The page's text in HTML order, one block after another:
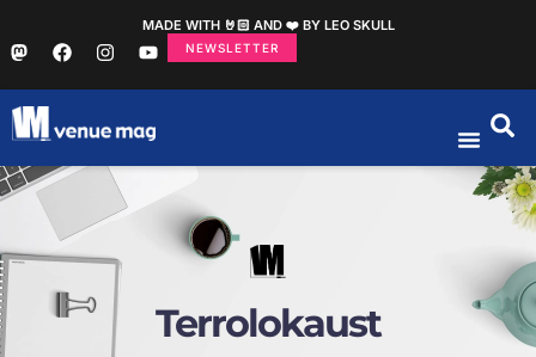
MADE WITH 🤘🏻 AND ❤️ BY LEO SKULL
NEWSLETTER
Terrolokaust